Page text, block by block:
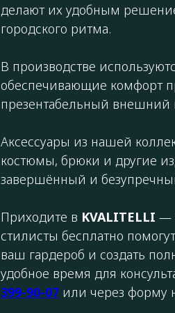
делают их удобным
городского ритма.
В производстве
обеспечивающие комфорт
презентабельный внешний
Аксессуары из нашей
костюмы, брюки и другие
завершённый и
Приходите в KVALITELLI —
стилисты бесплатно
ваш гардероб и создать
удобное время для
399-90-07 или через форму